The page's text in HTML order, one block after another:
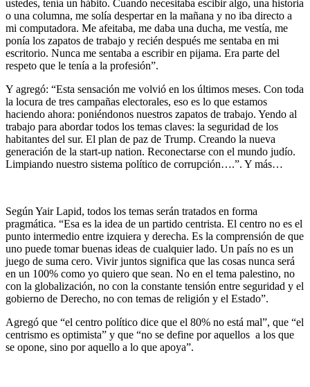
ustedes, tenía un hábito. Cuando necesitaba escibir algo, una historia
o una columna, me solía despertar en la mañana y no iba directo a
mi computadora. Me afeitaba, me daba una ducha, me vestía, me
ponía los zapatos de trabajo y recién después me sentaba en mi
escritorio. Nunca me sentaba a escribir en pijama. Era parte del
respeto que le tenía a la profesión”.
Y agregó: “Esta sensación me volvió en los últimos meses. Con toda
la locura de tres campañas electorales, eso es lo que estamos
haciendo ahora: poniéndonos nuestros zapatos de trabajo. Yendo al
trabajo para abordar todos los temas claves: la seguridad de los
habitantes del sur. El plan de paz de Trump. Creando la nueva
generación de la start-up nation. Reconectarse con el mundo judío.
Limpiando nuestro sistema político de corrupción….”. Y más…
Según Yair Lapid, todos los temas serán tratados en forma
pragmática. “Esa es la idea de un partido centrista. El centro no es el
punto intermedio entre izquiera y derecha. Es la comprensión de que
uno puede tomar buenas ideas de cualquier lado. Un país no es un
juego de suma cero. Vivir juntos significa que las cosas nunca será
en un 100% como yo quiero que sean. No en el tema palestino, no
con la globalización, no con la constante tensión entre seguridad y el
gobierno de Derecho, no con temas de religión y el Estado”.
Agregó que “el centro político dice que el 80% no está mal”, que “el
centrismo es optimista” y que “no se define por aquellos a los que
se opone, sino por aquello a lo que apoya”.